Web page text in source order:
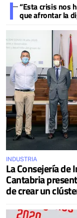
“Esta crisis nos
que afrontar la
INDUSTRIA
La Consejería de
Cantabria
de crear un